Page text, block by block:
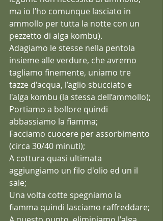
ma io l’ho comunque lasciato in
ammollo per tutta la notte con un
pezzetto di alga kombu).
Adagiamo le stesse nella pentola
insieme alle verdure, che avremo
tagliamo finemente, uniamo tre
tazze d'acqua, l’aglio sbucciato e
l'alga kombu (la stessa dell’ammollo);
Portiamo a bollore quindi
abbassiamo la fiamma;
Facciamo cuocere per assorbimento
(circa 30/40 minuti);
A cottura quasi ultimata
aggiungiamo un filo d'olio ed un il
sale;
Una volta cotte spegniamo la
fiamma quindi lasciamo raffreddare;